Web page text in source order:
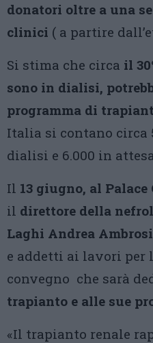
donatori oltre a una
clinici ( a partire
Si stima che circa il
sono in dialisi,
programma di
Italia si contano circa
dialisi e 6.000 in
Il 13 giugno, al
il direttore della
Laghi Andrea
e addetti ai lavori per
convegno che sarà
trapianto e alle sue
«Il trapianto renale